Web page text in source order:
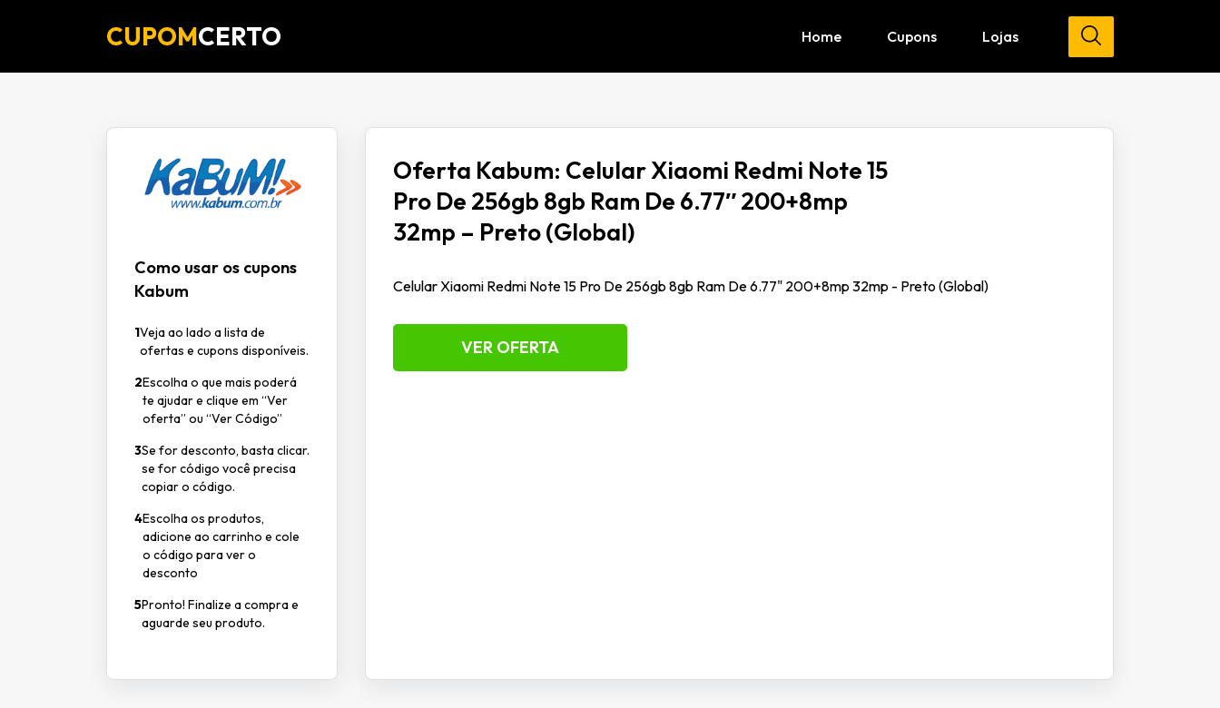
CUPOMCERTO Home Cupons Lojas
Como usar os cupons
Kabum
1Veja ao lado a lista de
ofertas e cupons disponíveis.
2Escolha o que mais poderá
te ajudar e clique em “Ver
oferta” ou “Ver Código”
3Se for desconto, basta clicar.
se for código você precisa
copiar o código.
4Escolha os produtos,
adicione ao carrinho e cole
o código para ver o
desconto
5Pronto! Finalize a compra e
aguarde seu produto.
Oferta Kabum: Celular Xiaomi Redmi Note 15
Pro De 256gb 8gb Ram De 6.77″ 200+8mp
32mp – Preto (Global)
Celular Xiaomi Redmi Note 15 Pro De 256gb 8gb Ram De 6.77" 200+8mp 32mp - Preto (Global)
VER OFERTA